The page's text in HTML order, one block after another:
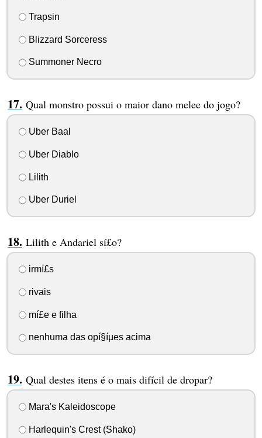
Trapsin
Blizzard Sorceress
Summoner Necro
Qual monstro possui o maior dano melee do jogo?
Uber Baal
Uber Diablo
Lilith
Uber Duriel
Lilith e Andariel sí£o?
irmí£s
rivais
mí£e e filha
nenhuma das opí§íµes acima
Qual destes itens é o mais difí­cil de dropar?
Mara's Kaleidoscope
Harlequin's Crest (Shako)